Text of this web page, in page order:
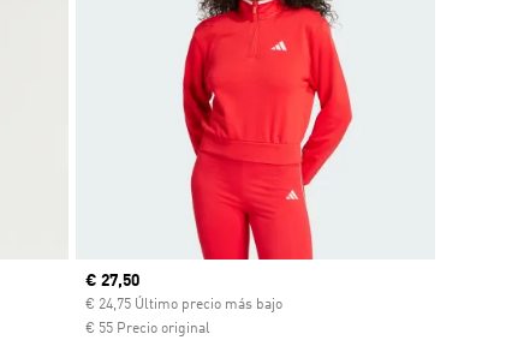
Precio actual
€ 27,50
€ 24,75 Último precio más bajo
€ 55 Precio original